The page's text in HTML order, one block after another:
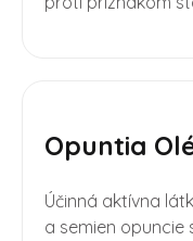
Opuntia
Účinná aktívna
a semien opuncie